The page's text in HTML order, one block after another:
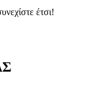
έτσι!